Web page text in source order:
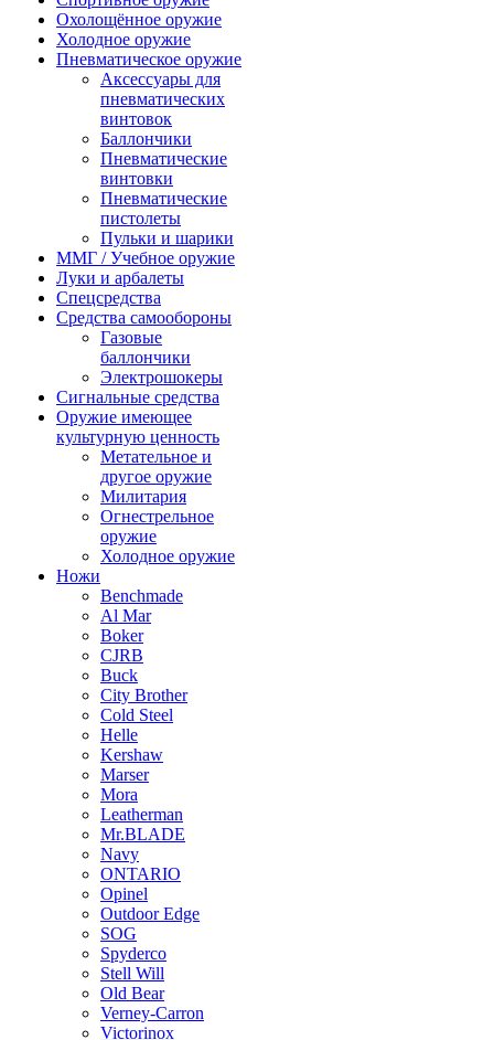
Охолощённое оружие
Холодное оружие
Пневматическое оружие
Аксессуары для
пневматических
винтовок
Баллончики
Пневматические
винтовки
Пневматические
пистолеты
Пульки и шарики
ММГ / Учебное оружие
Луки и арбалеты
Спецсредства
Средства самообороны
Газовые
баллончики
Электрошокеры
Сигнальные средства
Оружие имеющее
культурную ценность
Метательное и
другое оружие
Милитария
Огнестрельное
оружие
Холодное оружие
Ножи
Benchmade
Al Mar
Boker
CJRB
Buck
City Brother
Cold Steel
Helle
Kershaw
Marser
Mora
Leatherman
Mr.BLADE
Navy
ONTARIO
Opinel
Outdoor Edge
SOG
Spyderco
Stell Will
Old Bear
Verney-Carron
Victorinox